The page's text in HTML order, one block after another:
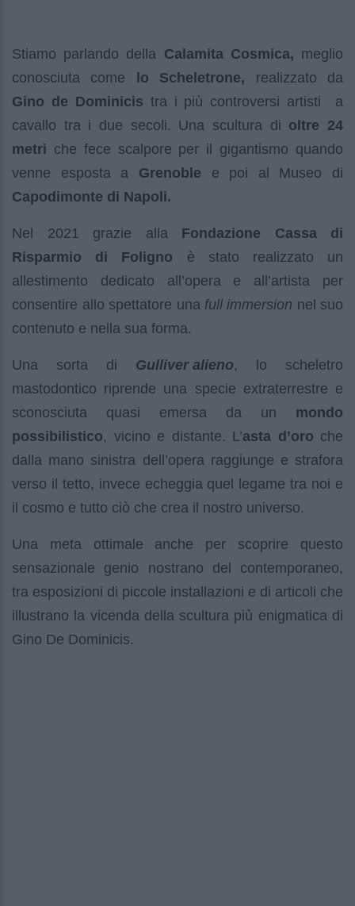
Stiamo parlando della Calamita Cosmica, meglio
conosciuta come lo Scheletrone, realizzato da
Gino de Dominicis tra i più controversi artisti a
cavallo tra i due secoli. Una scultura di oltre 24
metri che fece scalpore per il gigantismo quando
venne esposta a Grenoble e poi al Museo di
Capodimonte di Napoli.
Nel 2021 grazie allaFondazione Cassa di
Risparmio di Foligno è stato realizzato un
allestimento dedicato all’opera e all’artista per
consentire allo spettatore una full immersion nel suo
contenuto e nella sua forma.
Una sorta di Gulliver alieno, lo scheletro
mastodontico riprende una specie extraterrestre e
sconosciuta quasi emersa da un mondo
possibilistico, vicino e distante. L’asta d’oro che
dalla mano sinistra dell’opera raggiunge e strafora
verso il tetto, invece echeggia quel legame tra noi e
il cosmo e tutto ciò che crea il nostro universo.
Una meta ottimale anche per scoprire questo
sensazionale genio nostrano del contemporaneo,
tra esposizioni di piccole installazioni e di articoli che
illustrano la vicenda della scultura più enigmatica di
Gino De Dominicis.